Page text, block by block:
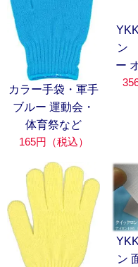
カラー手袋・軍手
ブルー 運動会・
体育祭など
165円（税込）
ン
ー
ン